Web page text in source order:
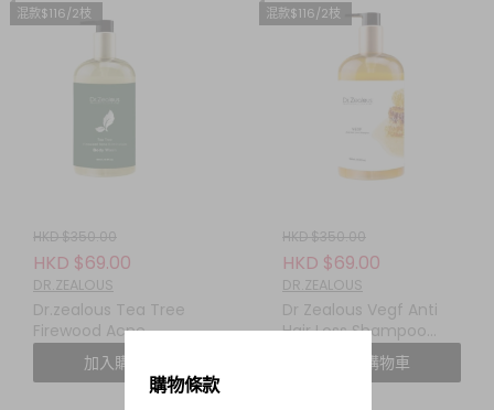
混款$116/2枝
HKD $350.00
HKD $69.00
DR.ZEALOUS
Dr.zealous Tea Tree
Firewood Acne
Elimination Body Wash
($116/2)加入購物車
混款$116/2枝
HKD $350.00
HKD $69.00
DR.ZEALOUS
Dr Zealous Vegf Anti
Hair Loss Shampoo
加入購物車
購物條款